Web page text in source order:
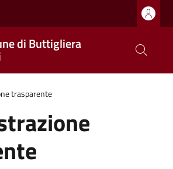
di Buttigliera
trasparente